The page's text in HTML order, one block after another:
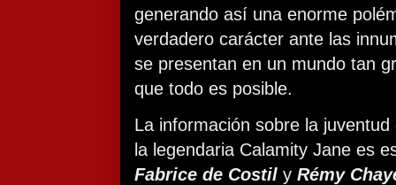
generando así una enorme
verdadero carácter ante las
se presentan en un mundo tan
que todo es posible.
La información sobre la
la legendaria Calamity Jane es
Fabrice de Costil y Rémy